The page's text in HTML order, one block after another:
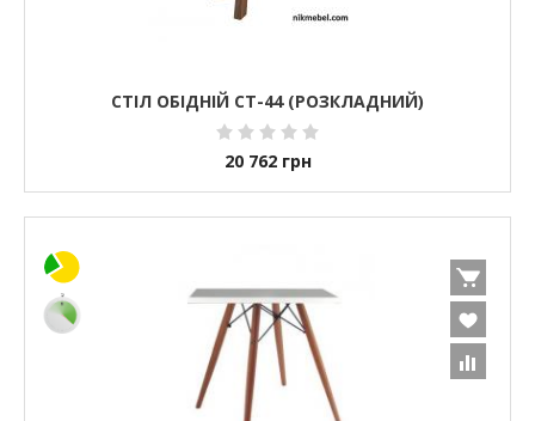
СТІЛ ОБІДНІЙ СТ-44 (РОЗКЛАДНИЙ)
20 762 грн